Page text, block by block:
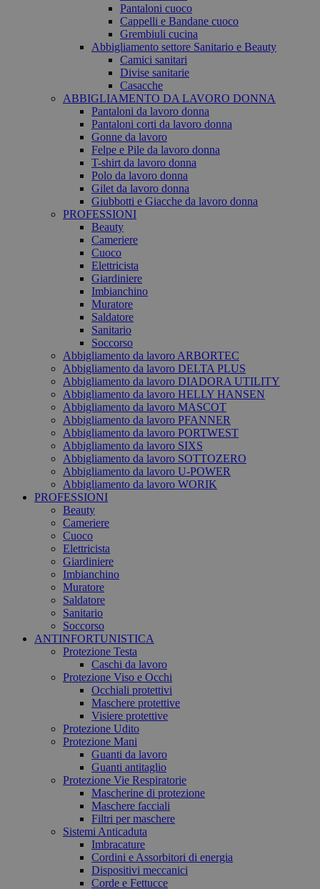
Pantaloni cuoco
Cappelli e Bandane cuoco
Grembiuli cucina
Abbigliamento settore Sanitario e Beauty
Camici sanitari
Divise sanitarie
Casacche
ABBIGLIAMENTO DA LAVORO DONNA
Pantaloni da lavoro donna
Pantaloni corti da lavoro donna
Gonne da lavoro
Felpe e Pile da lavoro donna
T-shirt da lavoro donna
Polo da lavoro donna
Gilet da lavoro donna
Giubbotti e Giacche da lavoro donna
PROFESSIONI
Beauty
Cameriere
Cuoco
Elettricista
Giardiniere
Imbianchino
Muratore
Saldatore
Sanitario
Soccorso
Abbigliamento da lavoro ARBORTEC
Abbigliamento da lavoro DELTA PLUS
Abbigliamento da lavoro DIADORA UTILITY
Abbigliamento da lavoro HELLY HANSEN
Abbigliamento da lavoro MASCOT
Abbigliamento da lavoro PFANNER
Abbigliamento da lavoro PORTWEST
Abbigliamento da lavoro SIXS
Abbigliamento da lavoro SOTTOZERO
Abbigliamento da lavoro U-POWER
Abbigliamento da lavoro WORIK
PROFESSIONI
Beauty
Cameriere
Cuoco
Elettricista
Giardiniere
Imbianchino
Muratore
Saldatore
Sanitario
Soccorso
ANTINFORTUNISTICA
Protezione Testa
Caschi da lavoro
Protezione Viso e Occhi
Occhiali protettivi
Maschere protettive
Visiere protettive
Protezione Udito
Protezione Mani
Guanti da lavoro
Guanti antitaglio
Protezione Vie Respiratorie
Mascherine di protezione
Maschere facciali
Filtri per maschere
Sistemi Anticaduta
Imbracature
Cordini e Assorbitori di energia
Dispositivi meccanici
Corde e Fettucce